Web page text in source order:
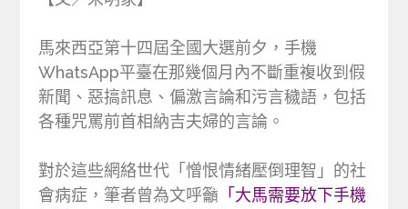
馬來西亞第十四屆全國大選前夕，手機
WhatsApp平臺在那幾個月內不斷重複收到假
新聞、惡搞訊息、偏激言論和污言穢語，包括
各種咒罵前首相納吉夫婦的言論。
對於這些網絡世代「憎恨情緒壓倒理智」的社
會病症，筆者曾為文呼籲 「大馬需要放下手機